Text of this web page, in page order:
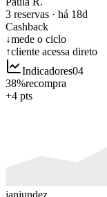
3 reservas · há 18d
Cashback
↓mede o ciclo
↑cliente acessa direto
Indicadores04
38%recompra
+4 pts